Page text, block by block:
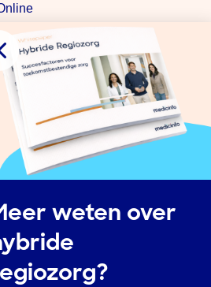
uw
weten over